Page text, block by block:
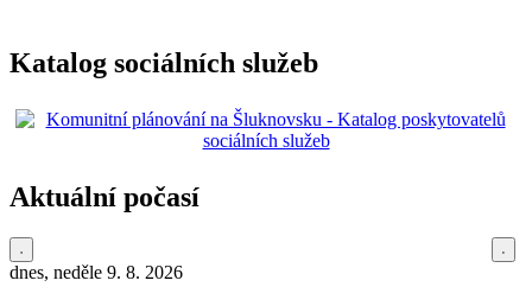
Katalog sociálních služeb
Aktuální počasí
dnes, neděle 9. 8. 2026